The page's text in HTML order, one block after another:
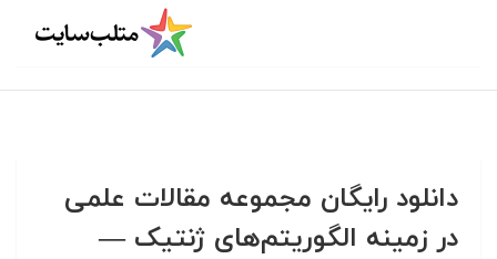
دانلود رایگان مجموعه مقالات علمی
در زمینه الگوریتم‌های ژنتیک —